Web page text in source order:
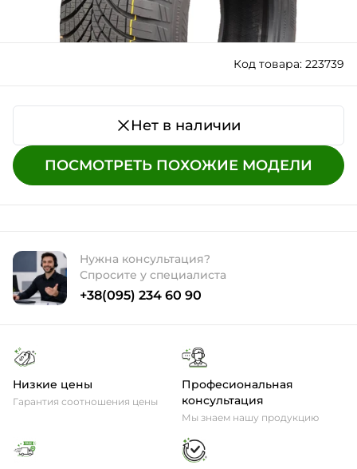
Код товара: 223739
Нет в наличии
ПОСМОТРЕТЬ ПОХОЖИЕ МОДЕЛИ
Нужна консультация?
Спросите у специалиста
+38(095) 234 60 90
Низкие цены
Гарантия соотношения цены
Професиональная
консультация
Мы знаем нашу продукцию